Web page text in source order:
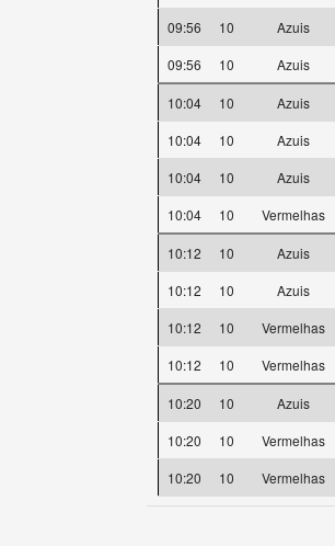
09:56
10 Azuis
09:56
10 Azuis
10:04 10 Azuis
10:04
10 Azuis
10:04
10 Azuis
10:04
10 Vermelhas
10:12 10 Azuis
10:12
10 Azuis
10:12
10 Vermelhas
10:12
10 Vermelhas
10:20 10 Azuis
10:20
10 Vermelhas
10:20
10 Vermelhas